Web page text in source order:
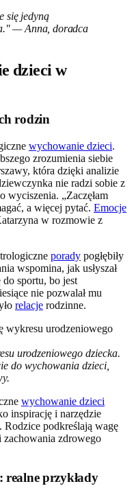
się jedyną
— Anna, doradca
dzieci w
rodzin
wychowanie dzieci.
zrozumienia siebie
która dzięki analizie
nie radzi sobie z
wyciszenia. „Zaczęłam
a więcej pytać. Emocje
w rozmowie z
porady pogłębiły
wspomina, jak usłyszał
do sportu, bo jest
nie pozwalał mu
relacje rodzinne.
urodzeniowego dziecka.
do wychowania dzieci,
wychowanie dzieci
inspirację i narzędzie
Rodzice podkreślają wagę
zachowania zdrowego
realne przykłady